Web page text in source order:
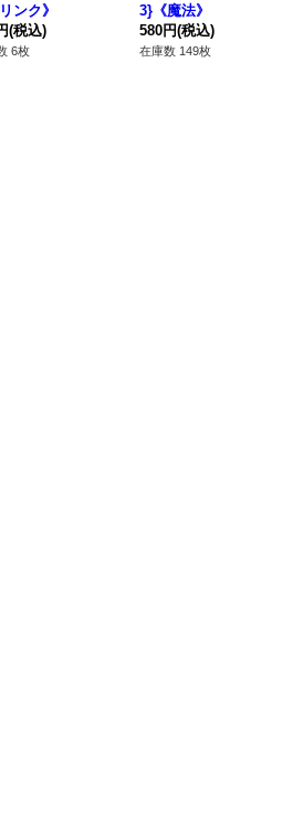
ンク》
(税込)
6枚
3}《魔法》
580円(税込)
在庫数 149枚